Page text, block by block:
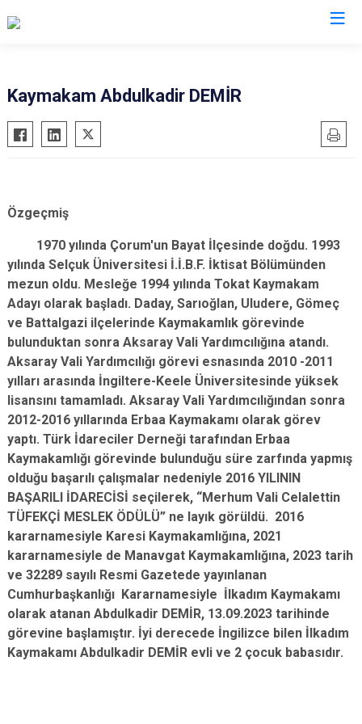
19 Mayıs
Alaçam
Ayvacık
Çarşamba
Havza
Kavak
Ladik
Atakum
Canik
İlkadım
Kaymakam Abdulkadir DEMİR
Özgeçmiş
1970 yılında Çorum'un Bayat İlçesinde doğdu. 1993
yılında Selçuk Üniversitesi İ.İ.B.F. İktisat Bölümünden
mezun oldu. Mesleğe 1994 yılında Tokat Kaymakam
Adayı olarak başladı. Daday, Sarıoğlan, Uludere, Gömeç
ve Battalgazi ilçelerinde Kaymakamlık görevinde
bulunduktan sonra Aksaray Vali Yardımcılığına atandı.
Aksaray Vali Yardımcılığı görevi esnasında 2010 -2011
yılları arasında İngiltere-Keele Üniversitesinde yüksek
lisansını tamamladı. Aksaray Vali Yardımcılığından sonra
2012-2016 yıllarında Erbaa Kaymakamı olarak görev
yaptı. Türk İdareciler Derneği tarafından Erbaa
Kaymakamlığı görevinde bulunduğu süre zarfında yapmış
olduğu başarılı çalışmalar nedeniyle 2016 YILININ
BAŞARILI İDARECİSİ seçilerek, “Merhum Vali Celalettin
TÜFEKÇİ MESLEK ÖDÜLÜ” ne layık görüldü. 2016
kararnamesiyle Karesi Kaymakamlığına, 2021
kararnamesiyle de Manavgat Kaymakamlığına, 2023 tarih
ve 32289 sayılı Resmi Gazetede yayınlanan
Cumhurbaşkanlığı Kararnamesiyle İlkadım Kaymakamı
olarak atanan Abdulkadir DEMİR, 13.09.2023 tarihinde
görevine başlamıştır. İyi derecede İngilizce bilen İlkadım
Kaymakamı Abdulkadir DEMİR evli ve 2 çocuk babasıdır.